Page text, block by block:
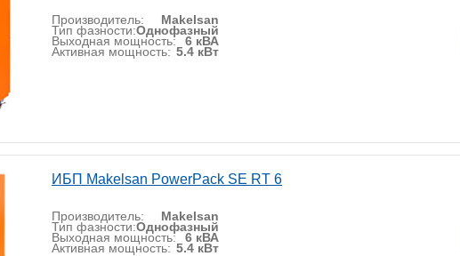
Производитель: Makelsan
Тип фазности:Однофазный
Выходная мощность: 6 кВА
Активная мощность: 5.4 кВт
ИБП Makelsan PowerPack SE RT 6
Производитель: Makelsan
Тип фазности:Однофазный
Выходная мощность: 6 кВА
Активная мощность: 5.4 кВт